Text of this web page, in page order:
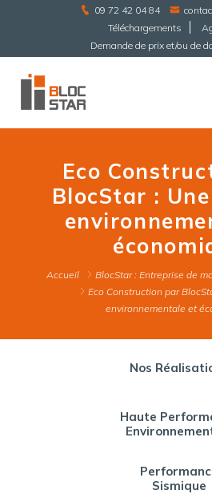
09 72 42 04 84
Téléchargements
Demande de prix et/ou de
Eco
BlocStar :
Accueil
BlocStar : Entreprise de
Eco Construction par
environnementale et
Nos
Haute
Sismique